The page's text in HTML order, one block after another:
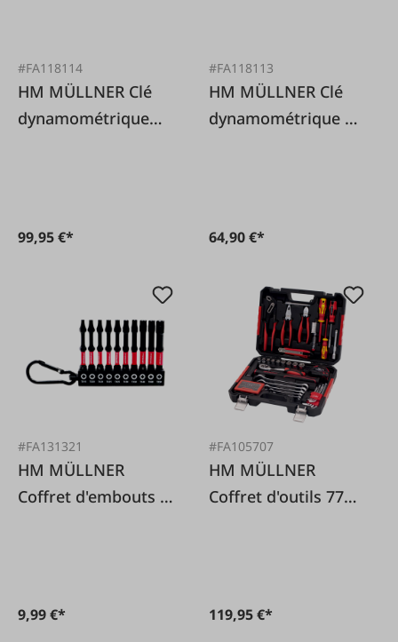
#FA118114
HM MÜLLNER Clé
dynamométrique
99,95 €*
#FA118113
HM MÜLLNER Clé
dynamométrique 5-
64,90 €*
#FA131321
HM MÜLLNER
Coffret d'embouts «
9,99 €*
#FA105707
HM MÜLLNER
Coffret d'outils 77
119,95 €*